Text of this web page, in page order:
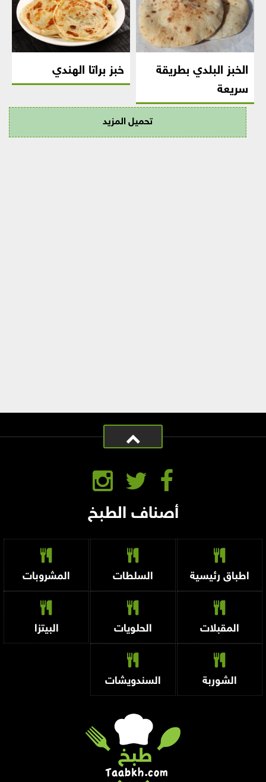
الخبز البلدي بطريقة
سريعة
خبز براتا الهندي
تحميل المزيد
أصناف الطبخ
اطباق رئيسية السلطات المشروبات
المقبلات الحلويات البيتزا
الشوربة السندويشات